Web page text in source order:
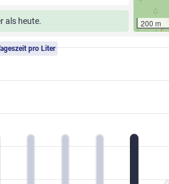
als heute. 200 m
pro Liter